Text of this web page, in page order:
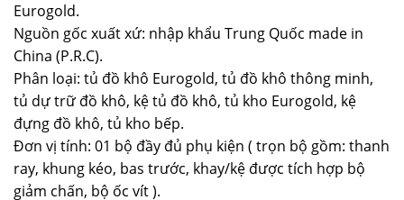
Eurogold.
Nguồn gốc xuất xứ: nhập khẩu Trung Quốc made in
China (P.R.C).
Phân loại: tủ đồ khô Eurogold, tủ đồ khô thông minh,
tủ dự trữ đồ khô, kệ tủ đồ khô, tủ kho Eurogold, kệ
đựng đồ khô, tủ kho bếp.
Đơn vị tính: 01 bộ đầy đủ phụ kiện ( trọn bộ gồm: thanh
ray, khung kéo, bas trước, khay/kệ được tích hợp bộ
giảm chấn, bộ ốc vít ).